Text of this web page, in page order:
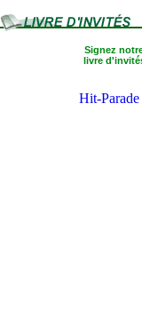
Signez
livre